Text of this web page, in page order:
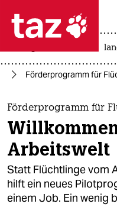
 taz
themen
politik
öko
gesellschaft
Förderprogramm für
Förderprogramm für
Arbeitswelt
Statt Flüchtlinge vom
hilft ein neues
einem Job. Ein wenig